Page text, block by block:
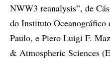
NWW3 reanalysis”, de
do Instituto Oceanográfico
Paulo, e Piero Luigi F.
& Atmospheric Sciences